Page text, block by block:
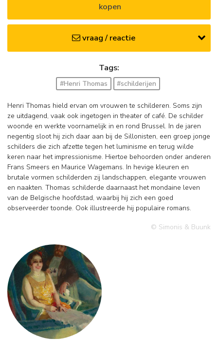
kopen
vraag / reactie
Tags:
#Henri Thomas #schilderijen
Henri Thomas hield ervan om vrouwen te schilderen. Soms zijn
ze uitdagend, vaak ook ingetogen in theater of café. De schilder
woonde en werkte voornamelijk in en rond Brussel. In de jaren
negentig sloot hij zich daar aan bij de Sillonisten, een groep jonge
schilders die zich afzette tegen het luminisme en terug wilde
keren naar het impressionisme. Hiertoe behoorden onder anderen
Frans Smeers en Maurice Wagemans. In hevige kleuren en
brutale vormen schilderden zij landschappen, elegante vrouwen
en naakten. Thomas schilderde daarnaast het mondaine leven
van de Belgische hoofdstad, waarbij hij zich een goed
observeerder toonde. Ook illustreerde hij populaire romans.
© Simonis & Buunk